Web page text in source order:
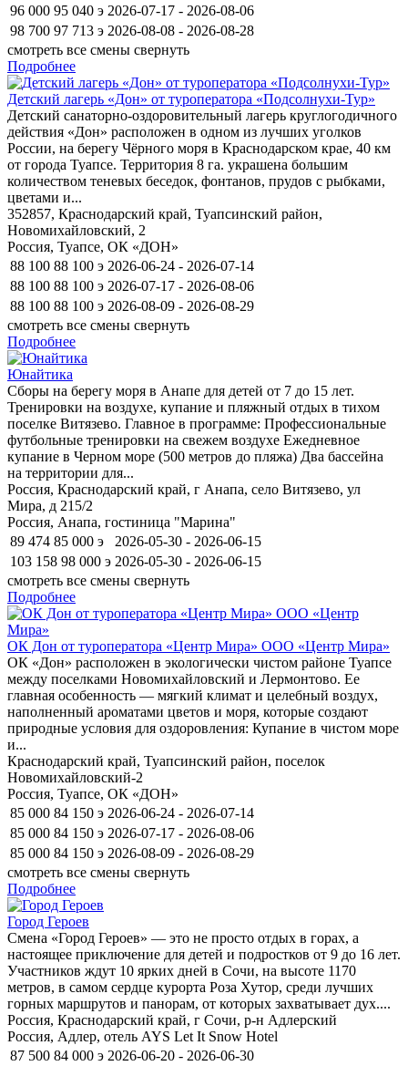
96 000 95 040 э 2026-07-17 - 2026-08-06
98 700 97 713 э 2026-08-08 - 2026-08-28
смотреть все смены свернуть
Подробнее
Детский лагерь «Дон» от туроператора «Подсолнухи-Тур»
Детский санаторно-оздоровительный лагерь круглогодичного
действия «Дон» расположен в одном из лучших уголков
России, на берегу Чёрного моря в Краснодарском крае, 40 км
от города Туапсе. Территория 8 га. украшена большим
количеством теневых беседок, фонтанов, прудов с рыбками,
цветами и...
352857, Краснодарский край, Туапсинский район,
Новомихайловский, 2
Россия, Туапсе, ОК «ДОН»
88 100 88 100 э 2026-06-24 - 2026-07-14
88 100 88 100 э 2026-07-17 - 2026-08-06
88 100 88 100 э 2026-08-09 - 2026-08-29
смотреть все смены свернуть
Подробнее
Юнайтика
Сборы на берегу моря в Анапе для детей от 7 до 15 лет.
Тренировки на воздухе, купание и пляжный отдых в тихом
поселке Витязево. Главное в программе: Профессиональные
футбольные тренировки на свежем воздухе Ежедневное
купание в Черном море (500 метров до пляжа) Два бассейна
на территории для...
Россия, Краснодарский край, г Анапа, село Витязево, ул
Мира, д 215/2
Россия, Анапа, гостиница "Марина"
89 474 85 000 э
2026-05-30 - 2026-06-15
103 158 98 000 э 2026-05-30 - 2026-06-15
смотреть все смены свернуть
Подробнее
ОК Дон от туроператора «Центр Мира» ООО «Центр Мира»
ОК «Дон» расположен в экологически чистом районе Туапсе
между поселками Новомихайловский и Лермонтово. Ее
главная особенность — мягкий климат и целебный воздух,
наполненный ароматами цветов и моря, которые создают
природные условия для оздоровления: Купание в чистом море
и...
Краснодарский край, Туапсинский район, поселок
Новомихайловский-2
Россия, Туапсе, ОК «ДОН»
85 000 84 150 э 2026-06-24 - 2026-07-14
85 000 84 150 э 2026-07-17 - 2026-08-06
85 000 84 150 э 2026-08-09 - 2026-08-29
смотреть все смены свернуть
Подробнее
Город Героев
Смена «Город Героев» — это не просто отдых в горах, а
настоящее приключение для детей и подростков от 9 до 16 лет.
Участников ждут 10 ярких дней в Сочи, на высоте 1170
метров, в самом сердце курорта Роза Хутор, среди лучших
горных маршрутов и панорам, от которых захватывает дух....
Россия, Краснодарский край, г Сочи, р-н Адлерский
Россия, Адлер, отель AYS Let It Snow Hotel
87 500 84 000 э 2026-06-20 - 2026-06-30